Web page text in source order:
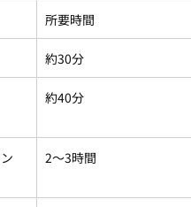
所要時間
約30分
約40分
2〜3時間